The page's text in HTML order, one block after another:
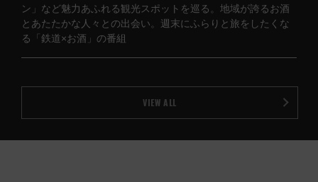
ン」など魅力あふれる観光スポットを巡る。地域が誇るお酒
とあたたかな人々との出会い。週末にふらりと旅をしたくな
る「鉄道×お酒」の番組
VIEW ALL